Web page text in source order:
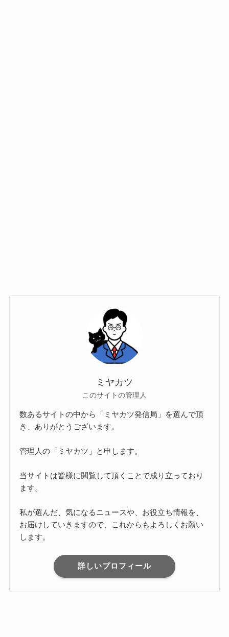
ミヤカツ
このサイトの管理人
数あるサイトの中から「ミヤカツ発信局」を選んで頂
き、ありがとうございます。
管理人の「ミヤカツ」と申します。
当サイトは皆様に閲覧して頂くことで成り立っており
ます。
私が選んだ、気になるニュースや、お役立ち情報を、
お届けしていきますので、これからもよろしくお願い
します。
詳しいプロフィール